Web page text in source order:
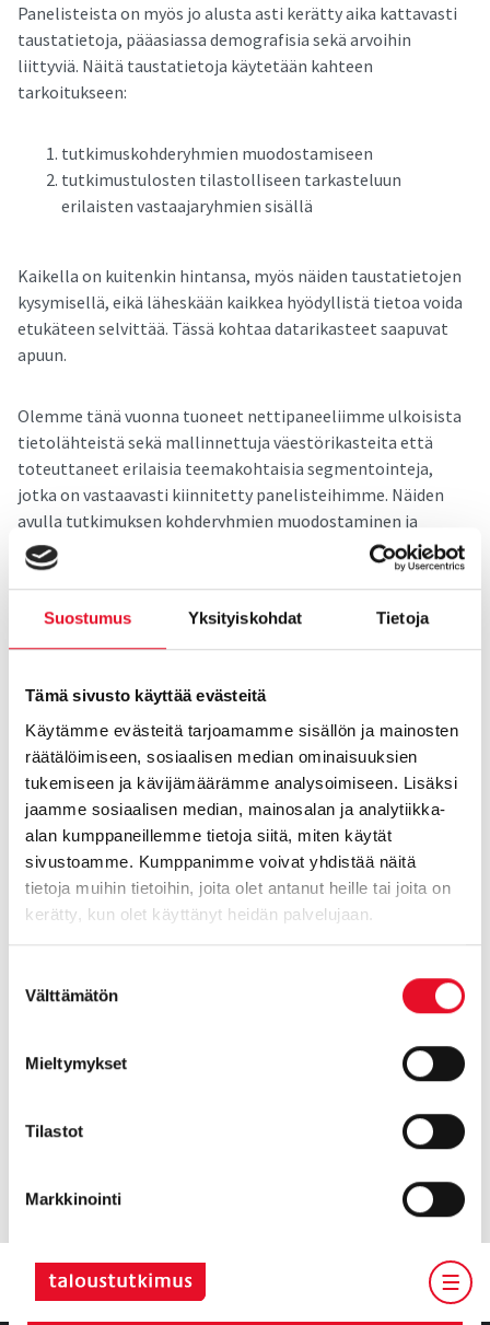
Suostumus Yksityiskohdat Tietoja
Tämä sivusto käyttää evästeitä
Käytämme evästeitä tarjoamamme sisällön ja mainosten
räätälöimiseen, sosiaalisen median ominaisuuksien
tukemiseen ja kävijämäärämme analysoimiseen. Lisäksi
jaamme sosiaalisen median, mainosalan ja analytiikka-
alan kumppaneillemme tietoja siitä, miten käytät
sivustoamme. Kumppanimme voivat yhdistää näitä
tietoja muihin tietoihin, joita olet antanut heille tai joita on
kerätty, kun olet käyttänyt heidän palvelujaan.
valinta
Välttämätön
Mieltymykset
Tilastot
Markkinointi
Salli kaikki
Panelisteista on myös jo alusta asti kerätty aika kattavasti
taustatietoja, pääasiassa demografisia sekä arvoihin
liittyviä. Näitä taustatietoja käytetään kahteen
tarkoitukseen:
tutkimuskohderyhmien muodostamiseen
tutkimustulosten tilastolliseen tarkasteluun
erilaisten vastaajaryhmien sisällä
Kaikella on kuitenkin hintansa, myös näiden taustatietojen
kysymisellä, eikä läheskään kaikkea hyödyllistä tietoa voida
etukäteen selvittää. Tässä kohtaa datarikasteet saapuvat
apuun.
Olemme tänä vuonna tuoneet nettipaneeliimme ulkoisista
tietolähteistä sekä mallinnettuja väestörikasteita että
toteuttaneet erilaisia teemakohtaisia segmentointeja,
jotka on vastaavasti kiinnitetty panelisteihimme. Näiden
avulla tutkimuksen kohderyhmien muodostaminen ja
tulosten analysointi mahdollistuu aiempaa
monipuolisemmin ja -ulotteisemmin. Haluatko kohdistaa
tyyppisille verkko-ostajille? Tai tietyn ostovoiman
omaaville kuluttajille? Vai kiinnostaako enemmän
perusteella? Datarikasteiden avulla nämä kaikki ja lukuisat
muut toiveet onnistuvat.
Yhtä lailla voimme myös tuoda paneeliimme uusia rikasteita
asiakkaittemme omista datoista, vaikkapa
asiakasluokitteluja. Sen jälkeen voit kohdistaa tutkimuksia
suoraan omille kohderyhmillesi oman datasi perusteella. Ja
tarkastella tutkimuksen tuloksia omissa kohderyhmissäsi!
keräämääsi asiakasdataa tai muuta dataa hyödynnettävän
tutkimuksissasi? Tai haluatko kuulla lisää rikasteista ja